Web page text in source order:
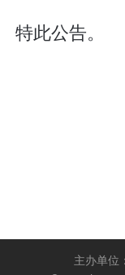
特此公告。
主办单位：